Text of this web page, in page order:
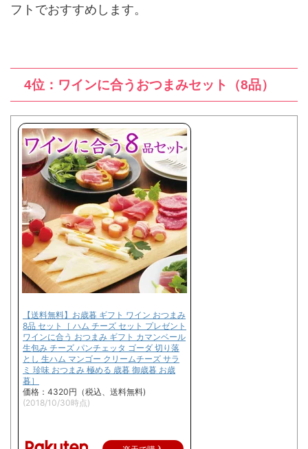
フトでおすすめします。
4位：ワインに合うおつまみセット（8品）
【送料無料】お歳暮 ギフト ワイン おつまみ
8品 セット［ ハム チーズ セット プレゼント
ワインに合う おつまみ ギフト カマンベール
生包み チーズ パンチェッタ ゴーダ 切り落
とし 生ハム マンゴー クリームチーズ サラ
ミ 珍味 おつまみ 極める 歳暮 御歳暮 お歳
暮］
価格：4320円（税込、送料無料)
(2018/10/30時点)